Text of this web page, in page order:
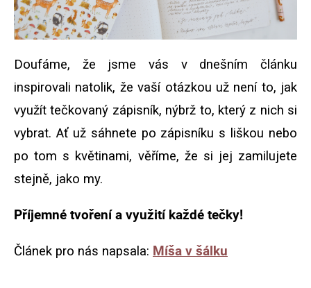
Doufáme, že jsme vás v dnešním článku
inspirovali natolik, že vaší otázkou už není to, jak
využít tečkovaný zápisník, nýbrž to, který z nich si
vybrat. Ať už sáhnete po zápisníku s liškou nebo
po tom s květinami, věříme, že si jej zamilujete
stejně, jako my.
Příjemné tvoření a využití každé tečky!
Článek pro nás napsala: Míša v šálku